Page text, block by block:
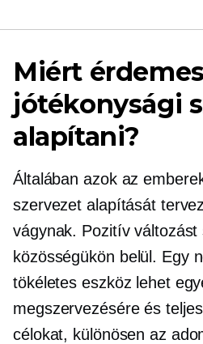
Miért érdemes
jótékonysági
alapítani?
Általában azok az
szervezet alapítását
vágynak. Pozitív
közösségükön belül. Egy
tökéletes eszköz lehet
megszervezésére és
célokat, különösen az